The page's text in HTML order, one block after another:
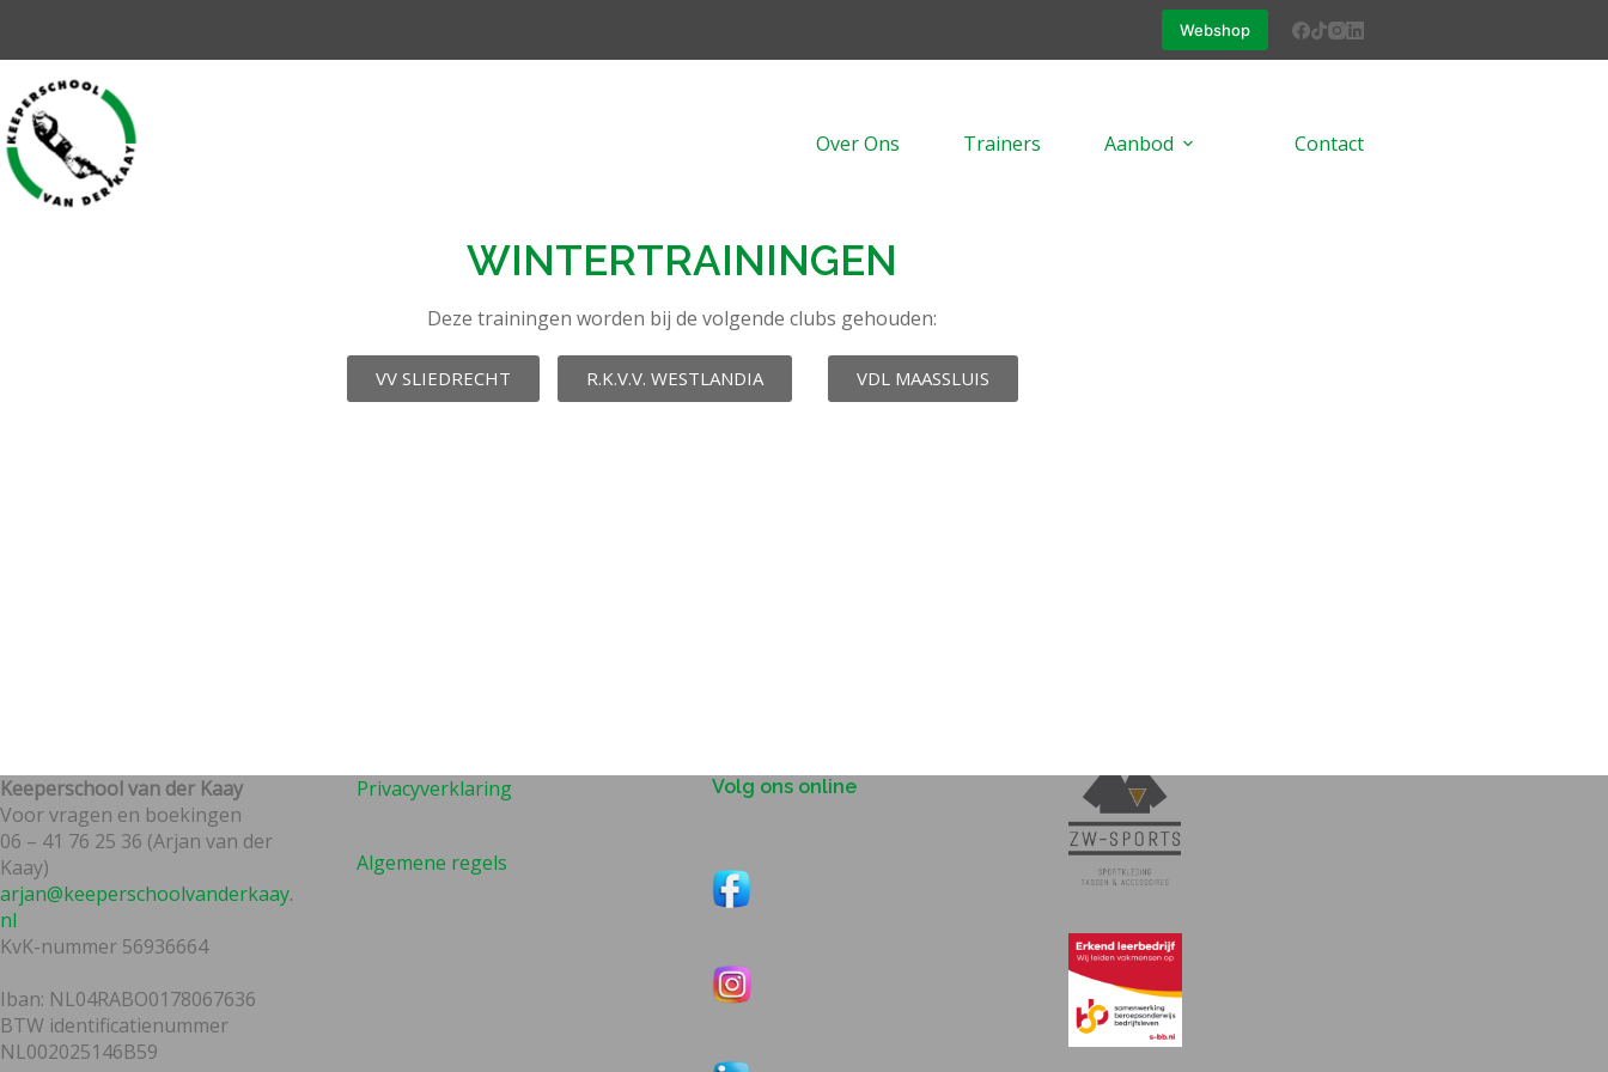
Webshop
Over Ons Trainers Aanbod Contact
WINTERTRAININGEN
Deze trainingen worden bij de volgende clubs gehouden:
VV SLIEDRECHT R.K.V.V. WESTLANDIA VDL MAASSLUIS
Keeperschool van der Kaay
Voor vragen en boekingen
06 – 41 76 25 36 (Arjan van der
Kaay)
arjan@keeperschoolvanderkaay.
nl
KvK-nummer 56936664
Iban: NL04RABO0178067636
BTW identificatienummer
NL002025146B59
Privacyverklaring
Algemene regels
Volg ons online